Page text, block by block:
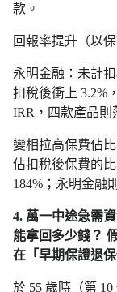
款。
回報率提升（以
永明金融：未計
扣稅後衝上 3.2%
IRR，四款產品則
變相拉高保費佔
佔扣稅後保費的
184%；永明金融
4. 萬一中途急需
能拿回多少錢？
在「早期保證退
於 55 歲時（第